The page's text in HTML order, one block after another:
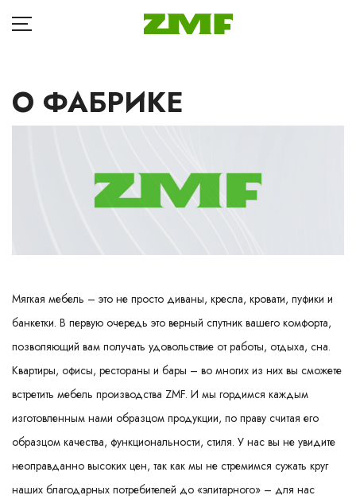
ГЛАВНАЯ
РАССРОЧКА
ГДЕ КУПИТЬ
Ваш город: Минск Гомель Брест Гродно
Могилев
О ФАБРИКЕ
Мягкая мебель – это не просто диваны, кресла, кровати, пуфики и
банкетки. В первую очередь это верный спутник вашего комфорта,
позволяющий вам получать удовольствие от работы, отдыха, сна.
Квартиры, офисы, рестораны и бары – во многих из них вы сможете
встретить мебель производства ZMF. И мы гордимся каждым
изготовленным нами образцом продукции, по праву считая его
образцом качества, функциональности, стиля. У нас вы не увидите
неоправданно высоких цен, так как мы не стремимся сужать круг
наших благодарных потребителей до «элитарного» – для нас